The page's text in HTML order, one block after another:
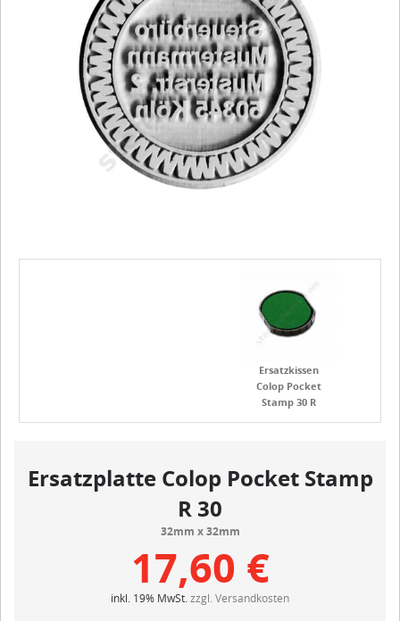
Ersatzkissen
Colop Pocket
Stamp 30 R
Ersatzplatte Colop Pocket Stamp
R 30
32mm x 32mm
17,60 €
inkl. 19% MwSt. zzgl. Versandkosten